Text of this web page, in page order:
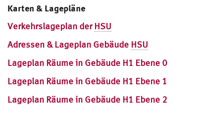
Karten & Lagepläne
Verkehrslageplan derHSU
Adressen & Lageplan Gebäude HSU
Lageplan Räume in Gebäude H1 Ebene 0
Lageplan Räume in Gebäude H1 Ebene 1
Lageplan Räume in Gebäude H1 Ebene 2